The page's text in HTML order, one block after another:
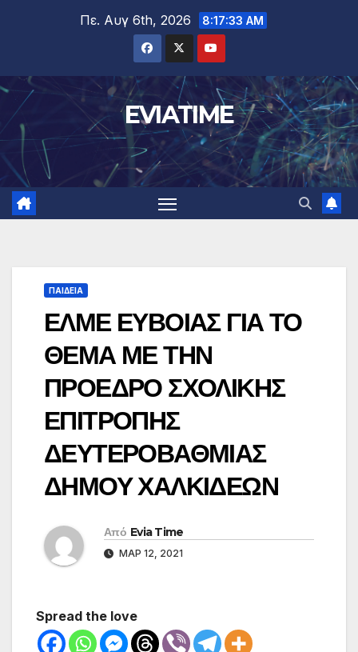
Πε. Αυγ 6th, 2026 8:17:34 AM
EVIATIME
ΠΑΙΔΕΙΑ
ΕΛΜΕ ΕΥΒΟΙΑΣ ΓΙΑ ΤΟ
ΘΕΜΑ ΜΕ ΤΗΝ
ΠΡΟΕΔΡΟ ΣΧΟΛΙΚΗΣ
ΕΠΙΤΡΟΠΗΣ
ΔΕΥΤΕΡΟΒΑΘΜΙΑΣ
ΔΗΜΟΥ ΧΑΛΚΙΔΕΩΝ
Από Evia Time
ΜΑΡ 12, 2021
Spread the love